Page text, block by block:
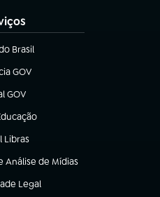
Brasil
nova aba)
GOV
nova aba)
GOV
em nova aba)
nova aba)
Libras
nova aba)
de Mídias
Legal
nova aba)